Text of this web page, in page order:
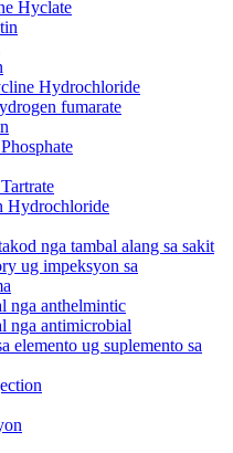
Hyclate
Hydrochloride
fumarate
Hydrochloride
nga tambal alang sa sakit
ug impeksyon sa
nga anthelmintic
nga antimicrobial
elemento ug suplemento sa